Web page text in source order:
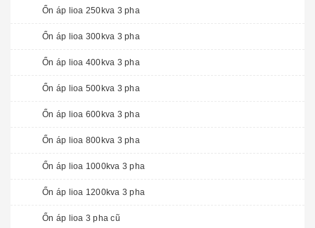
Ổn áp lioa 250kva 3 pha
Ổn áp lioa 300kva 3 pha
Ổn áp lioa 400kva 3 pha
Ổn áp lioa 500kva 3 pha
Ổn áp lioa 600kva 3 pha
Ổn áp lioa 800kva 3 pha
Ổn áp lioa 1000kva 3 pha
Ổn áp lioa 1200kva 3 pha
Ổn áp lioa 3 pha cũ